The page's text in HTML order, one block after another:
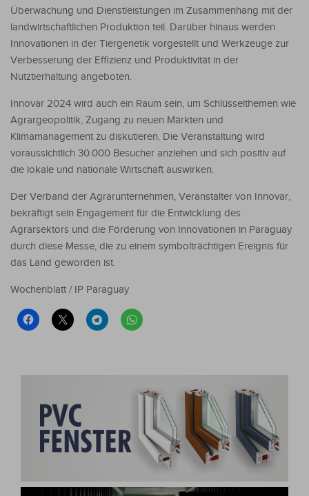
Überwachung und Dienstleistungen im Zusammenhang mit der
landwirtschaftlichen Produktion teil. Darüber hinaus werden
Innovationen in der Tiergenetik vorgestellt und Werkzeuge zur
Verbesserung der Effizienz und Produktivität in der
Nutztierhaltung angeboten.
Innovar 2024 wird auch ein Raum sein, um Schlüsselthemen wie
Agrargeopolitik, Zugang zu neuen Märkten und
Klimamanagement zu diskutieren. Die Veranstaltung wird
voraussichtlich 30.000 Besucher anziehen und sich positiv auf
die lokale und nationale Wirtschaft auswirken.
Der Verband der Agrarunternehmen, Veranstalter von Innovar,
bekräftigt sein Engagement für die Entwicklung des
Agrarsektors und die Förderung von Innovationen in Paraguay
durch diese Messe, die zu einem symbolträchtigen Ereignis für
das Land geworden ist.
Wochenblatt / IP Paraguay